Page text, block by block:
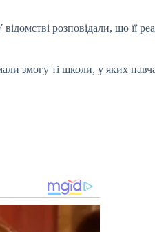
розповідали, що її
змогу ті школи, у яких